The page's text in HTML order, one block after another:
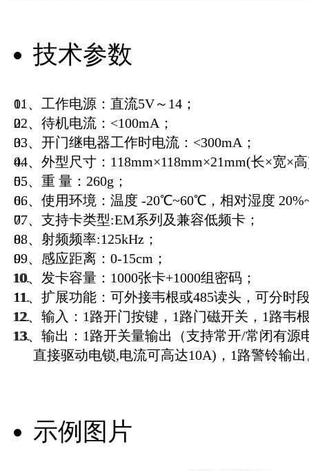
技术参数
01、工作电源：直流5V～14；
02、待机电流：<100mA；
03、开门继电器工作时电流：<300mA；
04、外型尺寸：118mm×118mm×21mm(长×宽×
05、重 量：260g；
06、使用环境：温度 -20℃~60℃，相对湿度
07、支持卡类型:EM系列及兼容低频卡；
08、射频频率:125kHz；
09、感应距离：0-15cm；
10、发卡容量：1000张卡+1000组密码；
11、扩展功能：可外接韦根或485读头，可分时
12、输入：1路开门按键，1路门磁开关，1路韦
13、输出：1路开关量输出（支持常开/常闭有源
直接驱动电锁,电流可高达10A)，1路警铃输
示例图片